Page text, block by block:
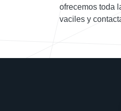
ofrecemos toda
vaciles y